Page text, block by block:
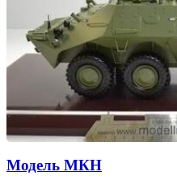
Модель МКН